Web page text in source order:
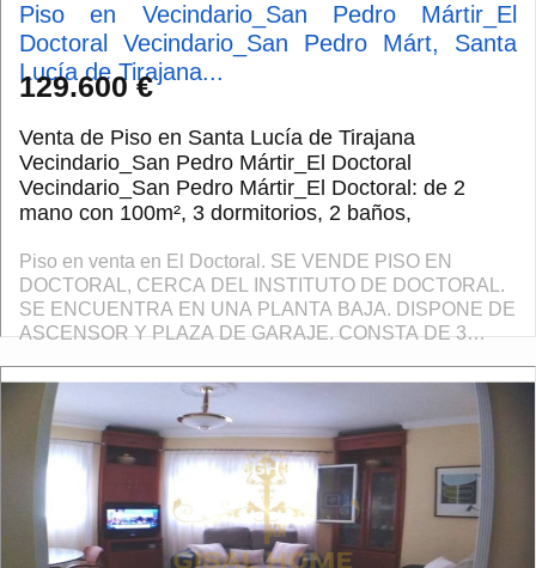
Piso en Vecindario_San Pedro Mártir_El
Doctoral Vecindario_San Pedro Márt, Santa
Lucía de Tirajana...
129.600 €
Venta de Piso en Santa Lucía de Tirajana
Vecindario_San Pedro Mártir_El Doctoral
Vecindario_San Pedro Mártir_El Doctoral: de 2
mano con 100m², 3 dormitorios, 2 baños,
Piso en venta en El Doctoral. SE VENDE PISO EN
DOCTORAL, CERCA DEL INSTITUTO DE DOCTORAL.
SE ENCUENTRA EN UNA PLANTA BAJA. DISPONE DE
ASCENSOR Y PLAZA DE GARAJE. CONSTA DE 3
COCINA Y SOLANA. IMPORTANTE Deb...